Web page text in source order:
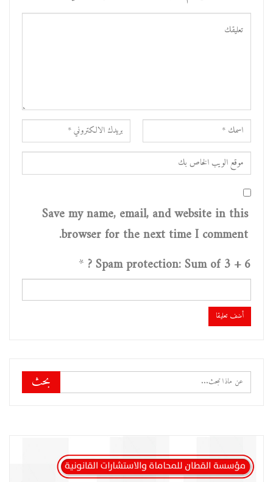
Save my name, email, and website in this
browser for the next time I comment.
Spam protection: Sum of 3 + 6 ?
*